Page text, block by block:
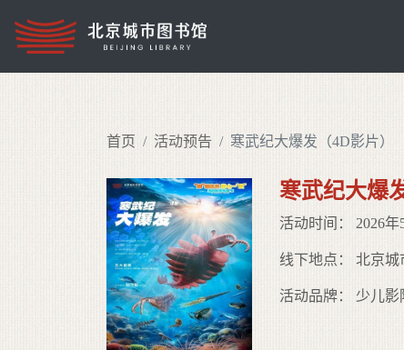
首页 活动预告 寒武纪大爆发（4D影片）
寒武纪大爆
活动时间： 2026年
线下地点： 北京
活动品牌： 少儿影